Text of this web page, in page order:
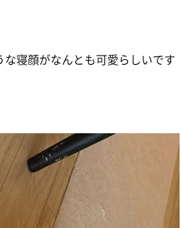
寝顔がなんとも可愛らしいです